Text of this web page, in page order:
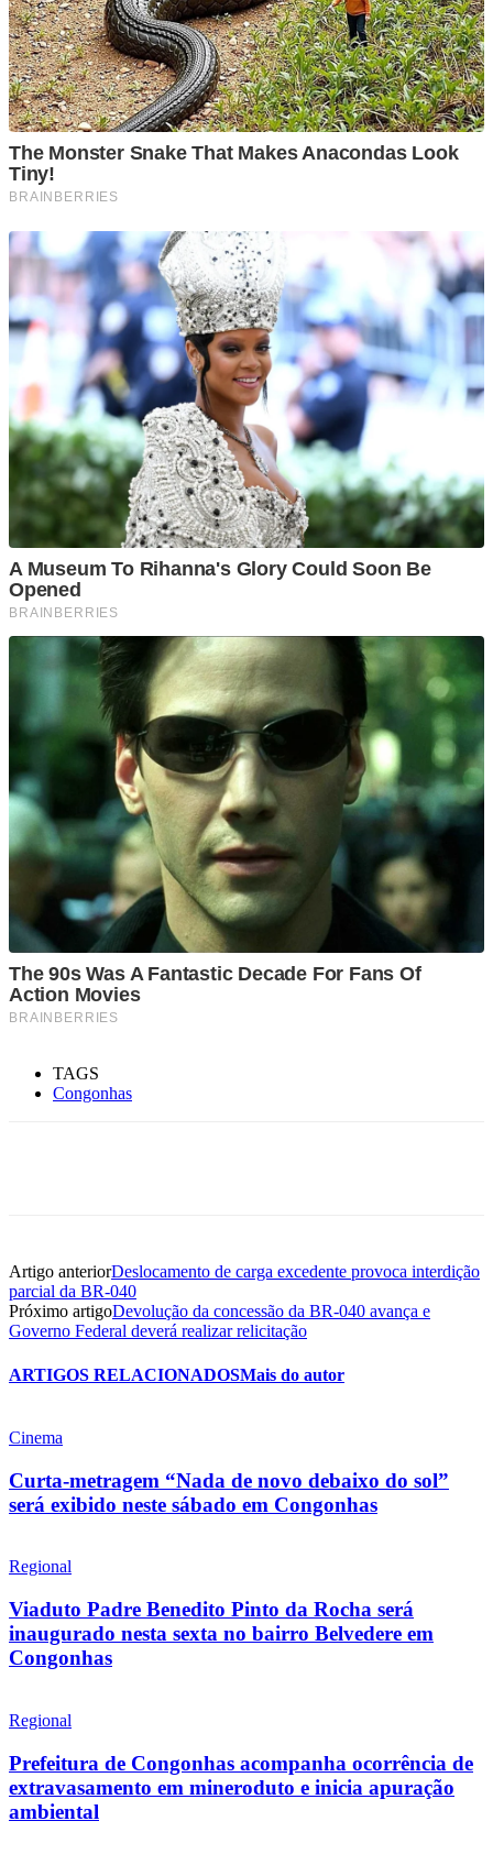
TAGS
Congonhas
Artigo anteriorDeslocamento de carga excedente provoca interdição
parcial da BR-040
Próximo artigoDevolução da concessão da BR-040 avança e
Governo Federal deverá realizar relicitação
ARTIGOS RELACIONADOSMais do autor
Cinema
Curta-metragem “Nada de novo debaixo do sol”
será exibido neste sábado em Congonhas
Regional
Viaduto Padre Benedito Pinto da Rocha será
inaugurado nesta sexta no bairro Belvedere em
Congonhas
Regional
Prefeitura de Congonhas acompanha ocorrência de
extravasamento em mineroduto e inicia apuração
ambiental